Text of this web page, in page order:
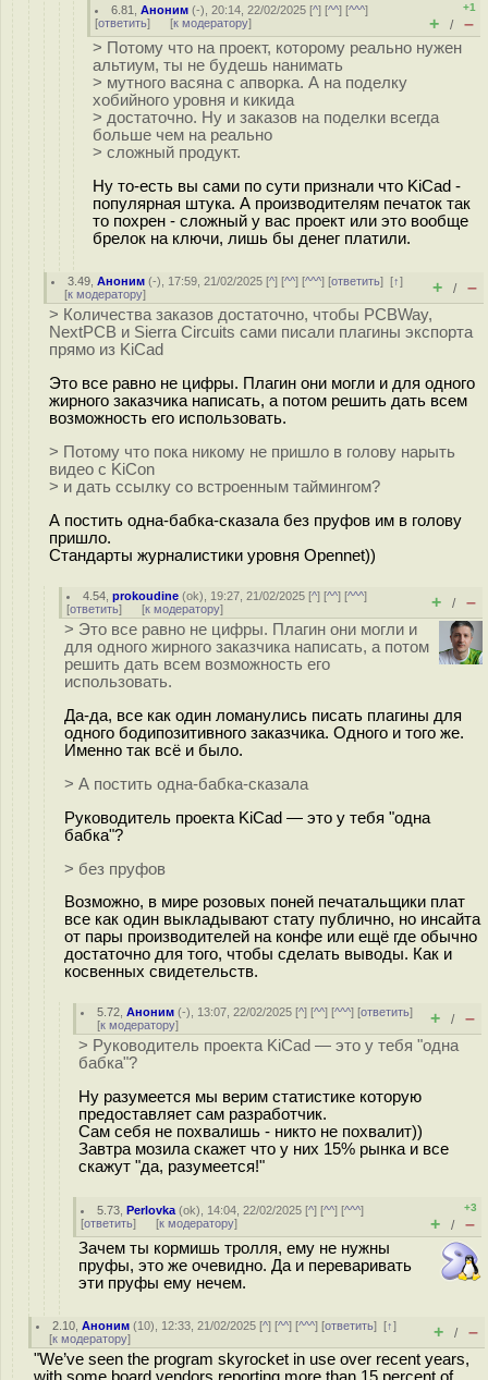
6.81 ,Аноним (-), 20:14, 22/02/2025 [^] [^^] [^^^]
[ответить] [к модератору]
+1
+ / –
> Потому что на проект, которому реально нужен
альтиум, ты не будешь нанимать
> мутного васяна с апворка. А на поделку
хобийного уровня и кикида
> достаточно. Ну и заказов на поделки всегда
больше чем на реально
> сложный продукт.
Ну то-есть вы сами по сути признали что KiCad -
популярная штука. А производителям печаток так
то похрен - сложный у вас проект или это вообще
брелок на ключи, лишь бы денег платили.
3.49 ,Аноним (-), 17:59, 21/02/2025 [^] [^^] [^^^] [ответить][↑]
[к модератору] + / –
> Количества заказов достаточно, чтобы PCBWay,
NextPCB и Sierra Circuits сами писали плагины экспорта
прямо из KiCad
Это все равно не цифры. Плагин они могли и для одного
жирного заказчика написать, а потом решить дать всем
возможность его использовать.
> Потому что пока никому не пришло в голову нарыть
видео с KiCon
> и дать ссылку со встроенным таймингом?
А постить одна-бабка-сказала без пруфов им в голову
пришло.
Стандарты журналистики уровня Opennet))
4.54 ,prokoudine (ok), 19:27, 21/02/2025 [^] [^^] [^^^]
[ответить] [к модератору] + / –
> Это все равно не цифры. Плагин они могли и
для одного жирного заказчика написать, а потом
решить дать всем возможность его
использовать.
Да-да, все как один ломанулись писать плагины для
одного бодипозитивного заказчика. Одного и того же.
Именно так всё и было.
> А постить одна-бабка-сказала
Руководитель проекта KiCad — это у тебя "одна
бабка"?
> без пруфов
Возможно, в мире розовых поней печатальщики плат
все как один выкладывают стату публично, но инсайта
от пары производителей на конфе или ещё где обычно
достаточно для того, чтобы сделать выводы. Как и
косвенных свидетельств.
5.72 ,Аноним (-), 13:07, 22/02/2025 [^] [^^] [^^^] [ответить]
[к модератору] + / –
> Руководитель проекта KiCad — это у тебя "одна
бабка"?
Ну разумеется мы верим статистике которую
предоставляет сам разработчик.
Сам себя не похвалишь - никто не похвалит))
Завтра мозила скажет что у них 15% рынка и все
скажут "да, разумеется!"
5.73 ,Perlovka (ok), 14:04, 22/02/2025 [^] [^^] [^^^]
[ответить] [к модератору]
+3
+ / –
Зачем ты кормишь тролля, ему не нужны
пруфы, это же очевидно. Да и переваривать
эти пруфы ему нечем.
2.10 ,Аноним (10), 12:33, 21/02/2025 [^] [^^] [^^^] [ответить][↑]
[к модератору] + / –
"We’ve seen the program skyrocket in use over recent years,